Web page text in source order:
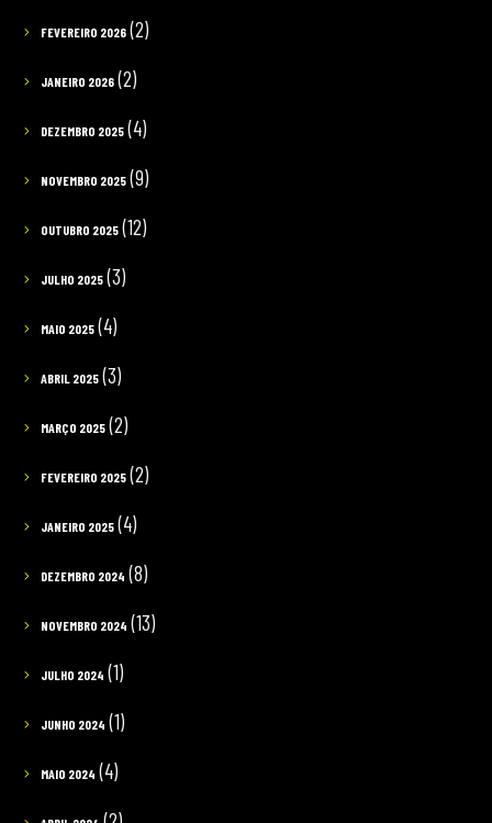
FEVEREIRO 2026(2)
JANEIRO 2026(2)
DEZEMBRO 2025(4)
NOVEMBRO 2025(9)
OUTUBRO 2025(12)
JULHO 2025(3)
MAIO 2025(4)
ABRIL 2025(3)
MARÇO 2025(2)
FEVEREIRO 2025(2)
JANEIRO 2025(4)
DEZEMBRO 2024 (8)
NOVEMBRO 2024 (13)
JULHO 2024 (1)
JUNHO 2024 (1)
MAIO 2024 (4)